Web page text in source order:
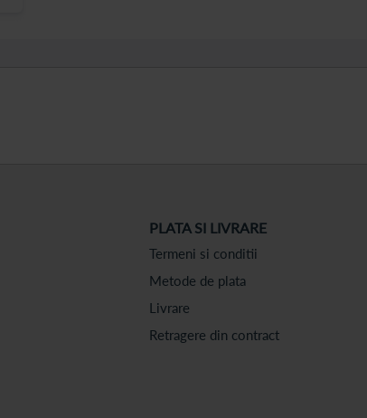
PLATA SI LIVRARE
Termeni si conditii
Metode de plata
Livrare
Retragere din contract